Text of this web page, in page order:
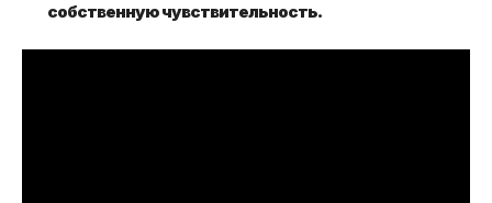
собственную чувствительность.